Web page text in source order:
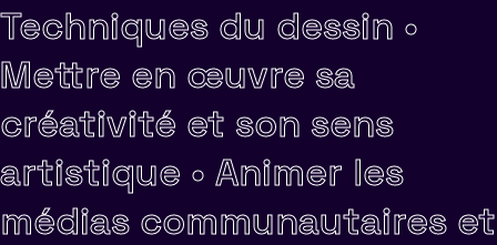
Techniques du dessin •
Mettre en œuvre sa
créativité et son sens
artistique • Animer les
médias communautaires et